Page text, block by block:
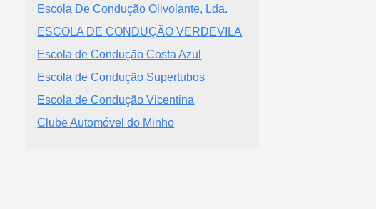
Escola De Condução Olivolante, Lda.
ESCOLA DE CONDUÇÃO VERDEVILA
Escola de Condução Costa Azul
Escola de Condução Supertubos
Escola de Condução Vicentina
Clube Automóvel do Minho